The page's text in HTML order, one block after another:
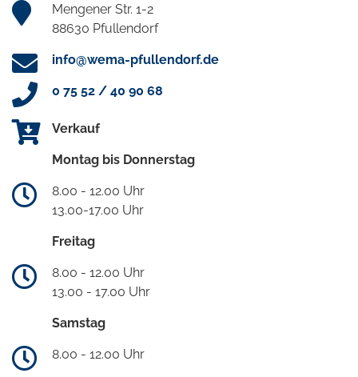
Mengener Str. 1-2
88630 Pfullendorf
info@wema-pfullendorf.de
0 75 52 / 40 90 68
Verkauf
Montag bis Donnerstag
8.00 - 12.00 Uhr
13.00-17.00 Uhr
Freitag
8.00 - 12.00 Uhr
13.00 - 17.00 Uhr
Samstag
8.00 - 12.00 Uhr